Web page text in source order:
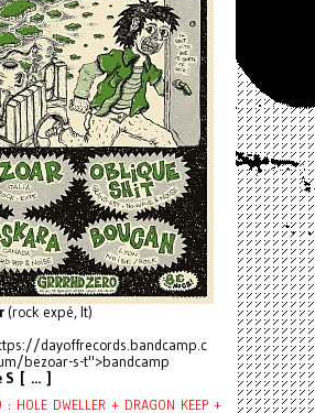
(rock expé, It)
dayoffrecords.bandcamp.c
bezoar-s-t">bandcamp
S [ ... ]
HOLE DWELLER + DRAGON KEEP +